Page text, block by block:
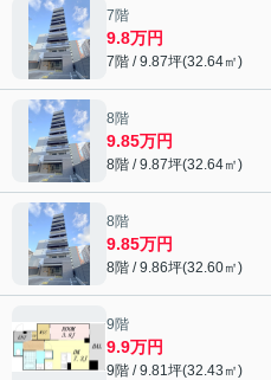
7階
9.8万円
7階 / 9.87坪(32.64㎡)
8階
9.85万円
8階 / 9.87坪(32.64㎡)
8階
9.85万円
8階 / 9.86坪(32.60㎡)
9階
9.9万円
9階 / 9.81坪(32.43㎡)